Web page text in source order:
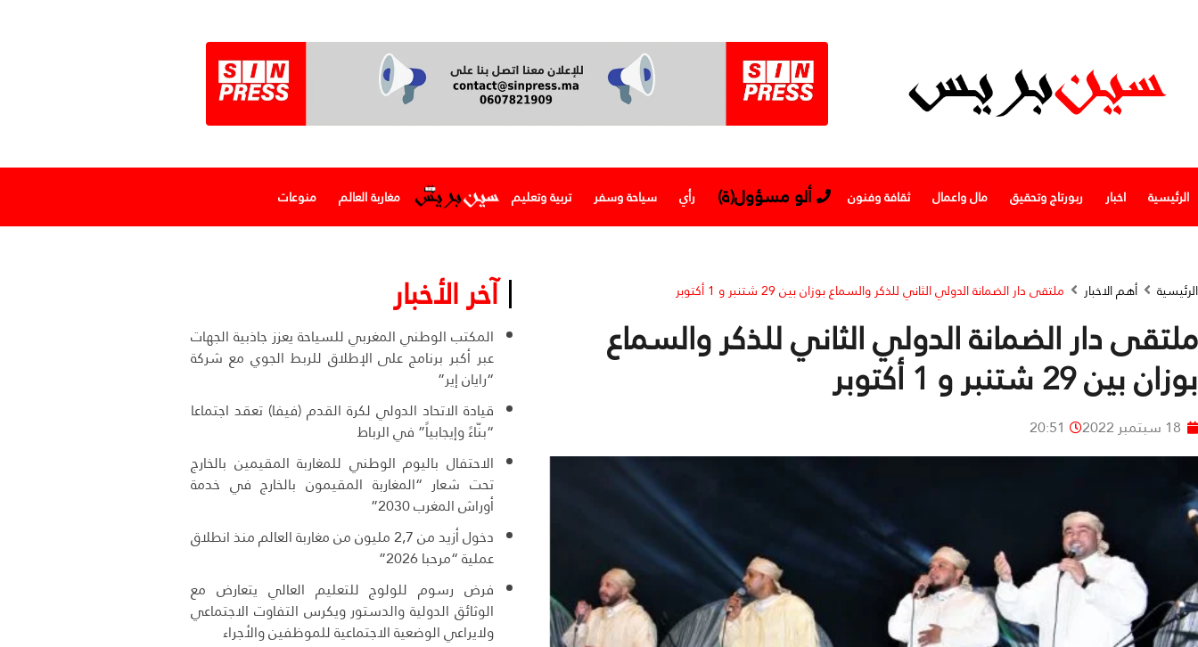
الرئيسية اخبار ربورتاج وتحقيق مال واعمال ثقافة وفنون ألو مسؤول(ة) رأي سياحة وسفر تربية وتعليم مغاربة العالم منوعات
الرئيسية أهم الاخبار ملتقى دار الضمانة الدولي الثاني للذكر والسماع بوزان بين 29 شتنبر و 1 أكتوبر
ملتقى دار الضمانة الدولي الثاني للذكر والسماع
بوزان بين 29 شتنبر و 1 أكتوبر
18 سبتمبر 2022 20:51
آخر الأخبار
المكتب الوطني المغربي للسياحة يعزز جاذبية الجهات
عبر أكبر برنامج على الإطلاق للربط الجوي مع شركة
“رايان إير”
قيادة الاتحاد الدولي لكرة القدم (فيفا) تعقد اجتماعا
“بنّاءً وإيجابياً” في الرباط
الاحتفال باليوم الوطني للمغاربة المقيمين بالخارج
تحت شعار “المغاربة المقيمون بالخارج في خدمة
أوراش المغرب 2030”
دخول أزيد من 2,7 مليون من مغاربة العالم منذ انطلاق
عملية “مرحبا 2026”
فرض رسوم للولوج للتعليم العالي يتعارض مع
الوثائق الدولية والدستور ويكرس التفاوت الاجتماعي
ولايراعي الوضعية الاجتماعية للموظفين والأجراء